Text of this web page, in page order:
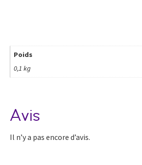
Poids
0,1 kg
Avis
Il n’y a pas encore d’avis.